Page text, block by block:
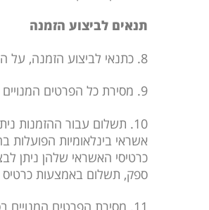
תנאים לביצוע הזמנה
8. כתנאי לביצוע הזמנה, על המזמין למסור לידי בעל האתר באמצעות טופס ההזמנה המיועד לכך את הפרטים כפי שהם נדרשים בטופס ההזמנה.
9. מסירת כל הפרטים המנויים לעיל הנה תנאי לביצוע ההזמנה מהאתר. בעל האתר שומר על זכותו לדחות ו/או לבטל כל הזמנה בגין מסירת פרטים בלתי נכונים.
10. תשלום עבור ההזמנות
אשראי בינלאומיות
כרטיסי האשראי שלהן ניתן
ספק, תשלום באמצעות כרטיס